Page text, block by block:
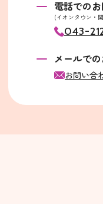
電話での
(イオンタウン・
043-
メールで
お問い合